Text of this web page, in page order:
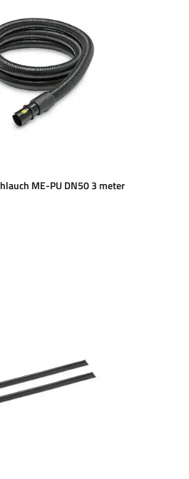
ME-PU DN50 3 meter